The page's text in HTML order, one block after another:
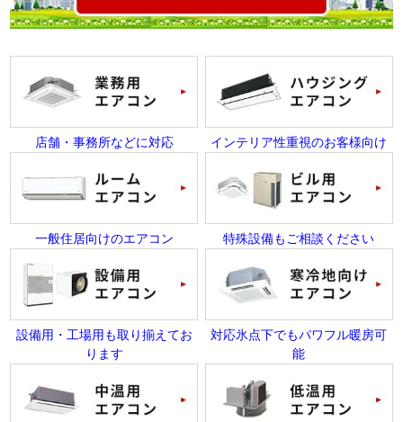
店舗・事務所などに対応 インテリア性重視のお客様向け
一般住居向けのエアコン 特殊設備もご相談ください
設備用・工場用も取り揃えてお
ります
対応氷点下でもパワフル暖房可
能